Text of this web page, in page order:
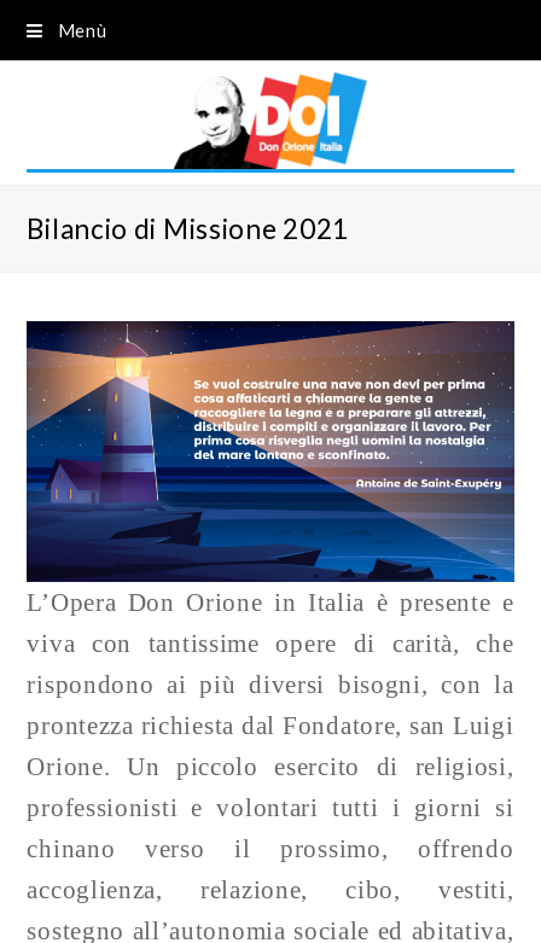
Menù
Bilancio di Missione 2021
L’Opera Don Orione in Italia è presente e
viva con tantissime opere di carità, che
rispondono ai più diversi bisogni, con la
prontezza richiesta dal Fondatore, san Luigi
Orione. Un piccolo esercito di religiosi,
professionisti e volontari tutti i giorni si
chinano verso il prossimo, offrendo
accoglienza, relazione, cibo, vestiti,
sostegno all’autonomia sociale ed abitativa,